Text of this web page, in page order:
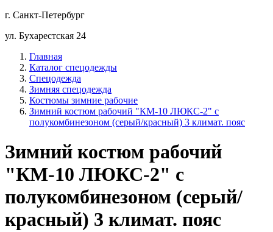
г. Санкт-Петербург
ул. Бухарестская 24
Главная
Каталог спецодежды
Спецодежда
Зимняя спецодежда
Костюмы зимние рабочие
Зимний костюм рабочий "КМ-10 ЛЮКС-2" с
полукомбинезоном (серый/красный) 3 климат. пояс
Зимний костюм рабочий
"КМ-10 ЛЮКС-2" с
полукомбинезоном (серый/
красный) 3 климат. пояс